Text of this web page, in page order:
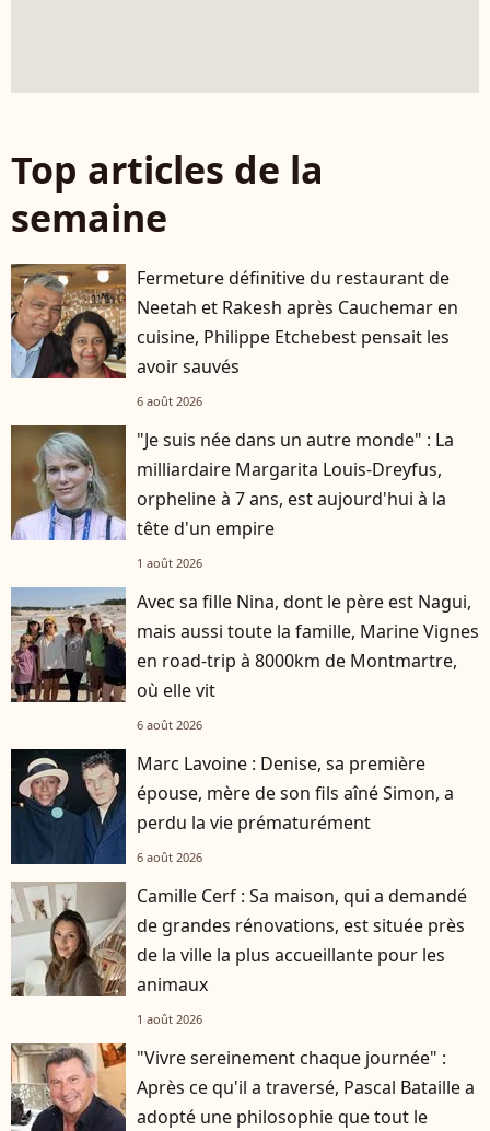
Top articles de la
semaine
Fermeture définitive du restaurant de
Neetah et Rakesh après Cauchemar en
cuisine, Philippe Etchebest pensait les
avoir sauvés
6 août 2026
"Je suis née dans un autre monde" : La
milliardaire Margarita Louis-Dreyfus,
orpheline à 7 ans, est aujourd'hui à la
tête d'un empire
1 août 2026
Avec sa fille Nina, dont le père est Nagui,
mais aussi toute la famille, Marine Vignes
en road-trip à 8000km de Montmartre,
où elle vit
6 août 2026
Marc Lavoine : Denise, sa première
épouse, mère de son fils aîné Simon, a
perdu la vie prématurément
6 août 2026
Camille Cerf : Sa maison, qui a demandé
de grandes rénovations, est située près
de la ville la plus accueillante pour les
animaux
1 août 2026
"Vivre sereinement chaque journée" :
Après ce qu'il a traversé, Pascal Bataille a
adopté une philosophie que tout le